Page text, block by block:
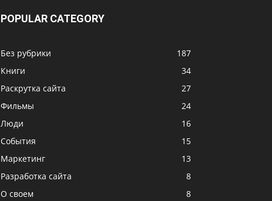
POPULAR CATEGORY
Без рубрики
187
Книги
34
Раскрутка сайта
27
Фильмы
24
Люди
16
События
15
Маркетинг
13
Разработка сайта
8
О своем
8